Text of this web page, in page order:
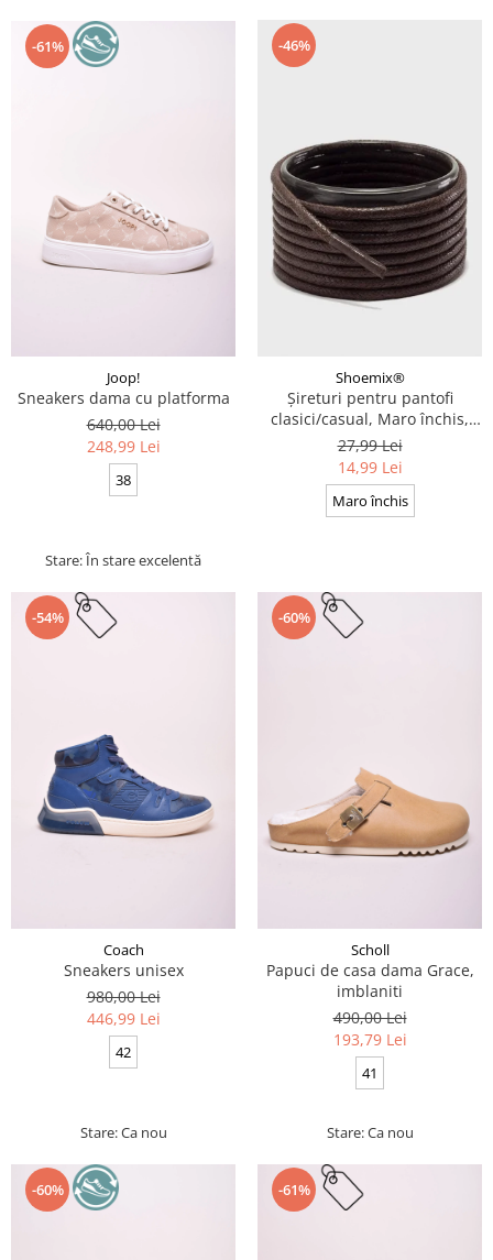
-61%
Joop!
Sneakers dama cu platforma
640,00 Lei
248,99 Lei
38
Stare: În stare excelentă
-46%
Shoemix®
Șireturi pentru pantofi
clasici/casual, Maro închis,
Cerate, Calitate premium, 110
cm x 0.3 cm
27,99 Lei
14,99 Lei
Maro închis
-54%
Coach
Sneakers unisex
980,00 Lei
446,99 Lei
42
Stare: Ca nou
-60%
Scholl
Papuci de casa dama Grace,
imblaniti
490,00 Lei
193,79 Lei
41
Stare: Ca nou
-60% -61%